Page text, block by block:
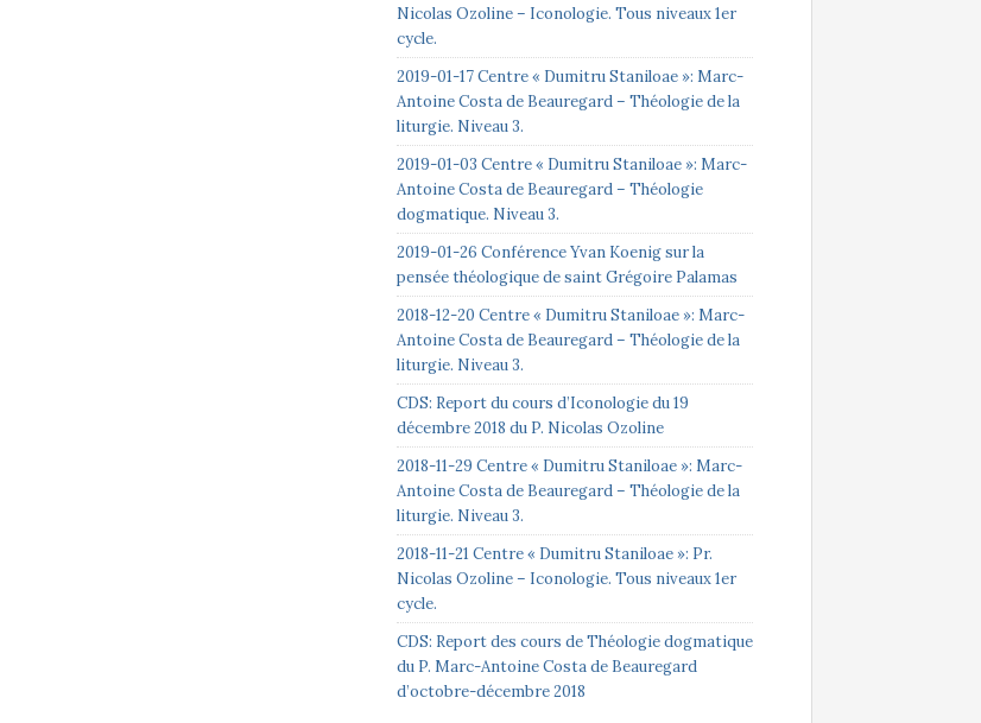
Nicolas Ozoline – Iconologie. Tous niveaux 1er
cycle.
2019-01-17 Centre « Dumitru Staniloae »: Marc-
Antoine Costa de Beauregard – Théologie de la
liturgie. Niveau 3.
2019-01-03 Centre « Dumitru Staniloae »: Marc-
Antoine Costa de Beauregard – Théologie
dogmatique. Niveau 3.
2019-01-26 Conférence Yvan Koenig sur la
pensée théologique de saint Grégoire Palamas
2018-12-20 Centre « Dumitru Staniloae »: Marc-
Antoine Costa de Beauregard – Théologie de la
liturgie. Niveau 3.
CDS: Report du cours d’Iconologie du 19
décembre 2018 du P. Nicolas Ozoline
2018-11-29 Centre « Dumitru Staniloae »: Marc-
Antoine Costa de Beauregard – Théologie de la
liturgie. Niveau 3.
2018-11-21 Centre « Dumitru Staniloae »: Pr.
Nicolas Ozoline – Iconologie. Tous niveaux 1er
cycle.
CDS: Report des cours de Théologie dogmatique
du P. Marc-Antoine Costa de Beauregard
d’octobre-décembre 2018